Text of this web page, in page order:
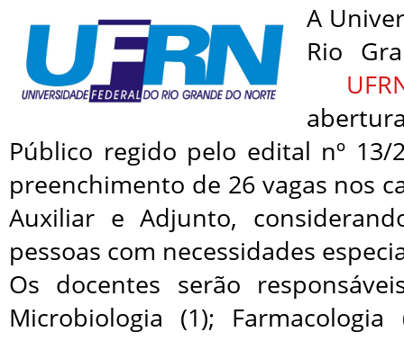
A
Rio
Público regido pelo edital nº 13/
preenchimento de 26 vagas nos
Auxiliar e Adjunto,
pessoas com necessidades
Os docentes serão
Microbiologia (1);